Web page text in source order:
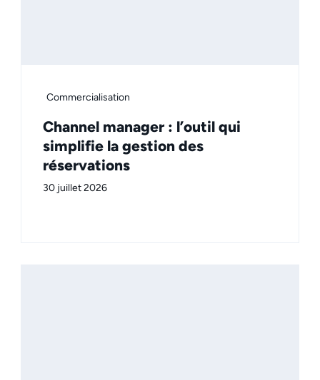
Commercialisation
Channel manager : l’outil qui
simplifie la gestion des
réservations
30 juillet 2026